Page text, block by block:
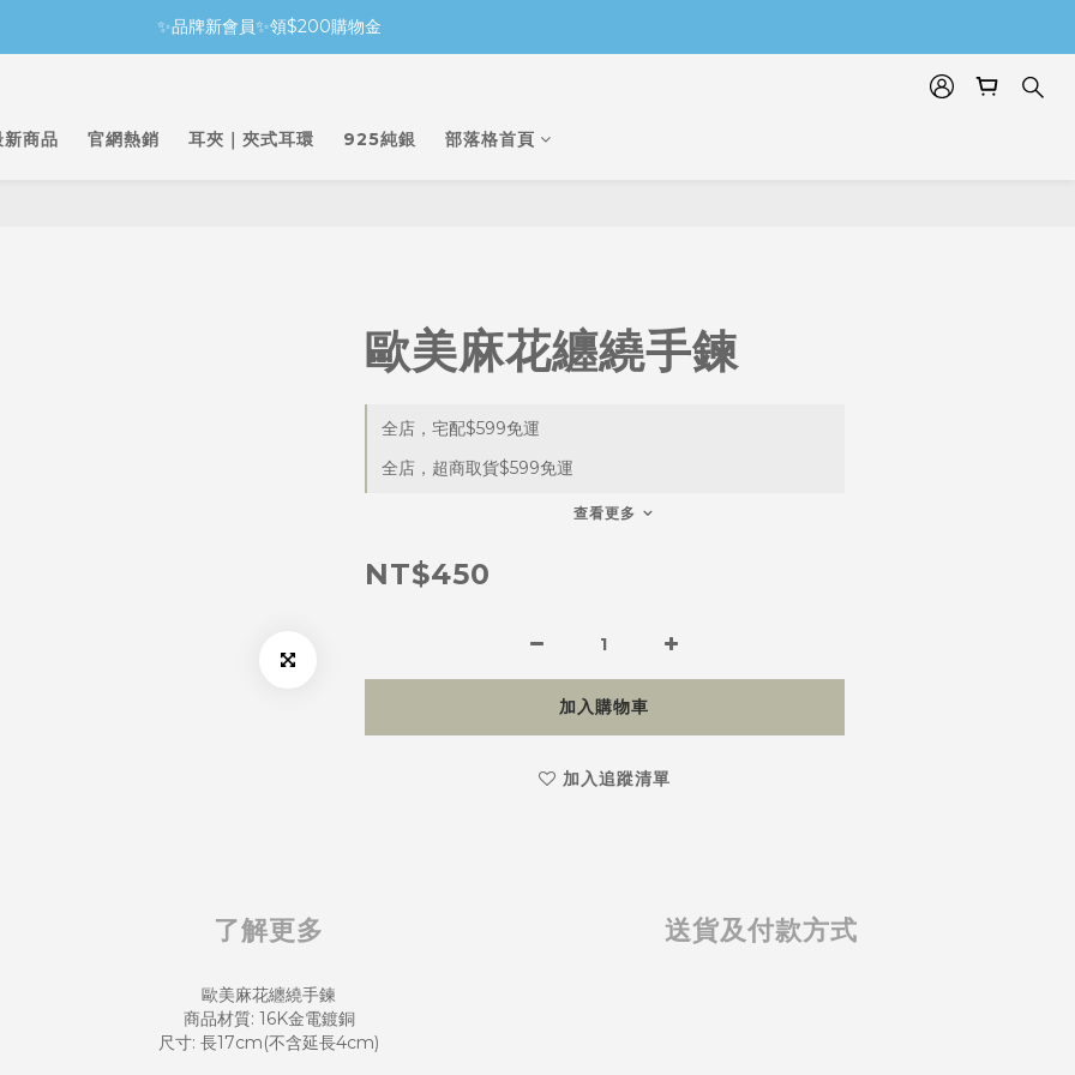
✨品牌新會員✨領$200購物金
新商品 官網熱銷 耳夾｜夾式耳環 925純銀 部落格首頁
歐美麻花纏繞手鍊
全店，宅配$599免運
全店，超商取貨$599免運
查看更多
NT$450
加入購物車
加入追蹤清單
了解更多 送貨及付款方式
歐美麻花纏繞手鍊
商品材質: 16K金電鍍銅
尺寸: 長17cm(不含延長4cm)